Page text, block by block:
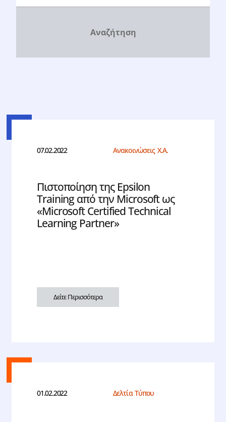
07.02.2022 Ανακοινώσεις Χ.Α.
Πιστοποίηση της Epsilon
Training από την Microsoft ως
«Microsoft Certified Technical
Learning Partner»
Δείτε Περισσότερα
01.02.2022 Δελτία Τύπου